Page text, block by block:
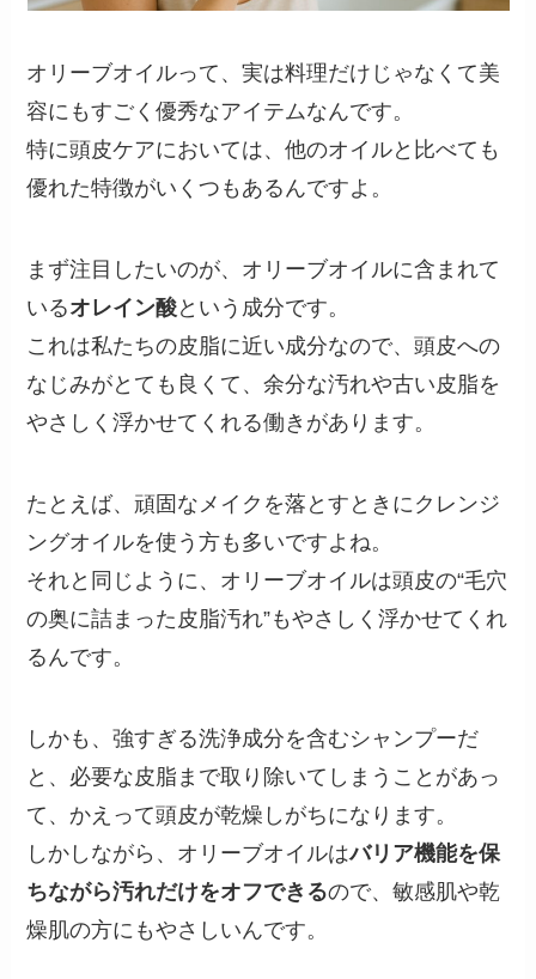
オリーブオイルって、実は料理だけじゃなくて美
容にもすごく優秀なアイテムなんです。
特に頭皮ケアにおいては、他のオイルと比べても
優れた特徴がいくつもあるんですよ。
まず注目したいのが、オリーブオイルに含まれて
いるオレイン酸という成分です。
これは私たちの皮脂に近い成分なので、頭皮への
なじみがとても良くて、余分な汚れや古い皮脂を
やさしく浮かせてくれる働きがあります。
たとえば、頑固なメイクを落とすときにクレンジ
ングオイルを使う方も多いですよね。
それと同じように、オリーブオイルは頭皮の“毛穴
の奥に詰まった皮脂汚れ”もやさしく浮かせてくれ
るんです。
しかも、強すぎる洗浄成分を含むシャンプーだ
と、必要な皮脂まで取り除いてしまうことがあっ
て、かえって頭皮が乾燥しがちになります。
しかしながら、オリーブオイルはバリア機能を保
ちながら汚れだけをオフできるので、敏感肌や乾
燥肌の方にもやさしいんです。